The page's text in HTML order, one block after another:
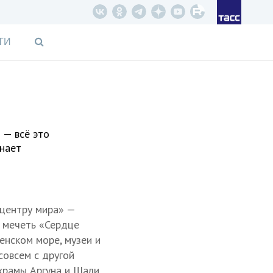
— всё это
мира» —
мечеть «Сердце
море, музеи и
с другой